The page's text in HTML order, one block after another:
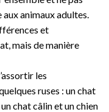
animaux adultes.
et
mais de manière
les
ruses : un chat
chat câlin et un chien